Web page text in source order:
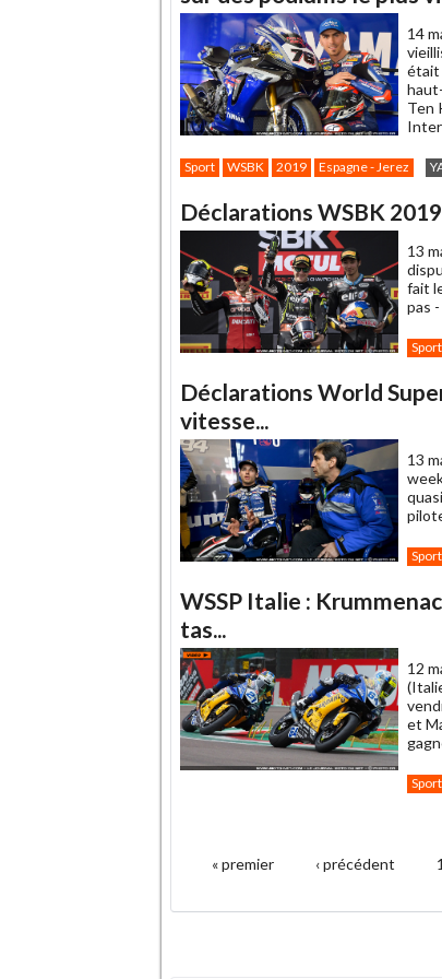
ami
14
était
Ten
Sport WSBK 2019 Espagne - Jerez
Déclarations WSBK
13
fait
pas
Sport
Déclarations World
vitesse...
13
Sport
WSSP Italie :
tas...
12
et
Sport
Pages
« premier ‹ précédent 1